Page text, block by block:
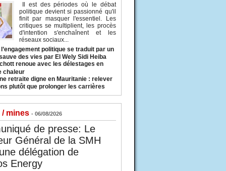
Il est des périodes où le débat
politique devient si passionné qu'il
finit par masquer l'essentiel. Les
critiques se multiplient, les procès
d'intention s'enchaînent et les
réseaux sociaux...
politique se traduit par un
des vies par El Wely Sidi Heiba
renoue avec les délestages en
chaleur
retraite digne en Mauritanie : relever
plutôt que prolonger les carrières
mines - 06/08/2026
de presse: Le
Général de la SMH
délégation de
Energy